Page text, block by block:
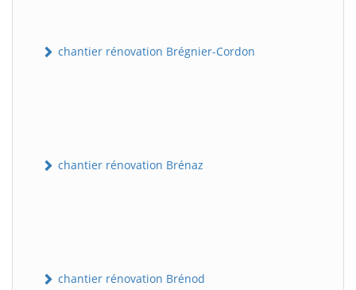
chantier rénovation Brégnier-Cordon
chantier rénovation Brénaz
chantier rénovation Brénod